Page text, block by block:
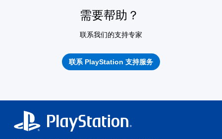
需要帮助？
联系我们的支持专家
联系 PlayStation 支持服务